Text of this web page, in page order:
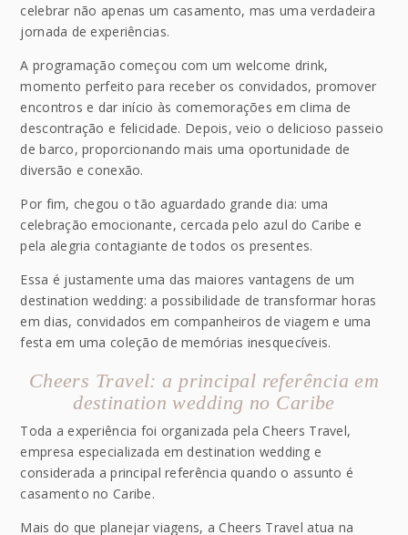
celebrar não apenas um casamento, mas uma verdadeira
jornada de experiências.
A programação começou com um welcome drink,
momento perfeito para receber os convidados, promover
encontros e dar início às comemorações em clima de
descontração e felicidade. Depois, veio o delicioso passeio
de barco, proporcionando mais uma oportunidade de
diversão e conexão.
Por fim, chegou o tão aguardado grande dia: uma
celebração emocionante, cercada pelo azul do Caribe e
pela alegria contagiante de todos os presentes.
Essa é justamente uma das maiores vantagens de um
destination wedding: a possibilidade de transformar horas
em dias, convidados em companheiros de viagem e uma
festa em uma coleção de memórias inesquecíveis.
Cheers Travel: a principal referência em
destination wedding no Caribe
Toda a experiência foi organizada pela Cheers Travel,
empresa especializada em destination wedding e
considerada a principal referência quando o assunto é
casamento no Caribe.
Mais do que planejar viagens, a Cheers Travel atua na